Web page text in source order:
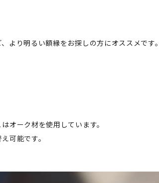
より明るい額縁をお探しの方にオススメです。
オーク材を使用しています。
可能です。